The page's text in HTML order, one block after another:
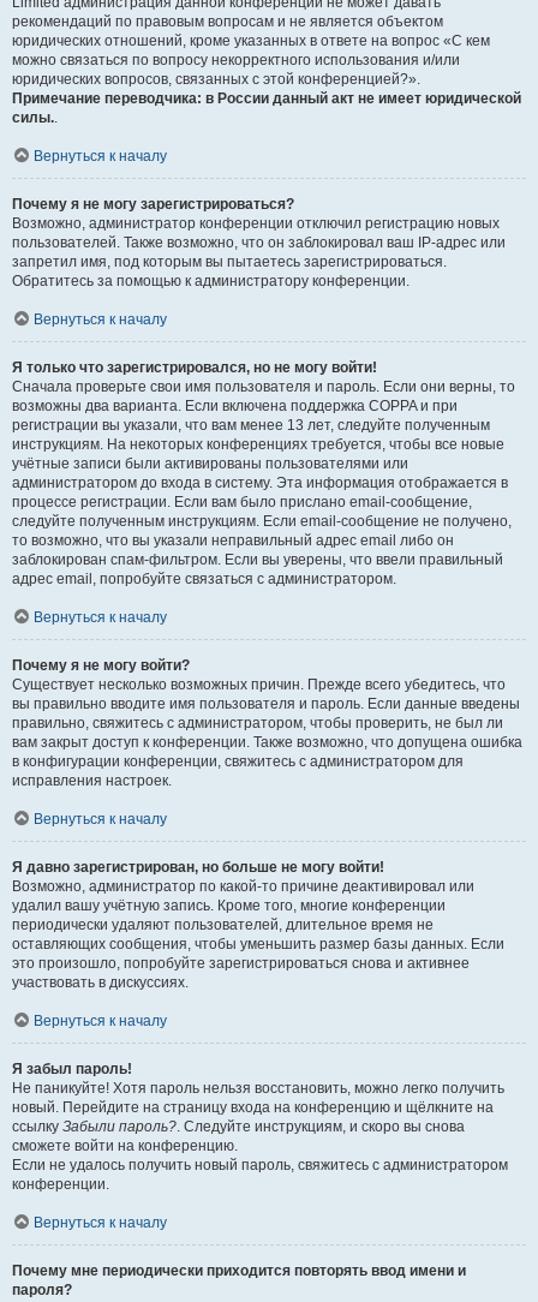
рекомендаций по правовым вопросам и не является объектом
юридических отношений, кроме указанных в ответе на вопрос «С кем
можно связаться по вопросу некорректного использования и/или
юридических вопросов, связанных с этой конференцией?».
Примечание переводчика: в России данный акт не имеет юридической
силы.
Вернуться к началу
Почему я не могу зарегистрироваться?
Возможно, администратор конференции отключил регистрацию новых
пользователей. Также возможно, что он заблокировал ваш IP-адрес или
запретил имя, под которым вы пытаетесь зарегистрироваться.
Обратитесь за помощью к администратору конференции.
Вернуться к началу
Я только что зарегистрировался, но не могу войти!
Сначала проверьте свои имя пользователя и пароль. Если они верны, то
возможны два варианта. Если включена поддержка COPPA и при
регистрации вы указали, что вам менее 13 лет, следуйте полученным
инструкциям. На некоторых конференциях требуется, чтобы все новые
учётные записи были активированы пользователями или
администратором до входа в систему. Эта информация отображается в
процессе регистрации. Если вам было прислано email-сообщение,
следуйте полученным инструкциям. Если email-сообщение не получено,
то возможно, что вы указали неправильный адрес email либо он
заблокирован спам-фильтром. Если вы уверены, что ввели правильный
адрес email, попробуйте связаться с администратором.
Вернуться к началу
Почему я не могу войти?
Существует несколько возможных причин. Прежде всего убедитесь, что
вы правильно вводите имя пользователя и пароль. Если данные введены
правильно, свяжитесь с администратором, чтобы проверить, не был ли
вам закрыт доступ к конференции. Также возможно, что допущена ошибка
в конфигурации конференции, свяжитесь с администратором для
исправления настроек.
Вернуться к началу
Я давно зарегистрирован, но больше не могу войти!
Возможно, администратор по какой-то причине деактивировал или
удалил вашу учётную запись. Кроме того, многие конференции
периодически удаляют пользователей, длительное время не
оставляющих сообщения, чтобы уменьшить размер базы данных. Если
это произошло, попробуйте зарегистрироваться снова и активнее
участвовать в дискуссиях.
Вернуться к началу
Я забыл пароль!
Не паникуйте! Хотя пароль нельзя восстановить, можно легко получить
новый. Перейдите на страницу входа на конференцию и щёлкните на
ссылку Забыли пароль? . Следуйте инструкциям, и скоро вы снова
сможете войти на конференцию.
Если не удалось получить новый пароль, свяжитесь с администратором
конференции.
Вернуться к началу
Почему мне периодически приходится повторять ввод имени и
пароля?